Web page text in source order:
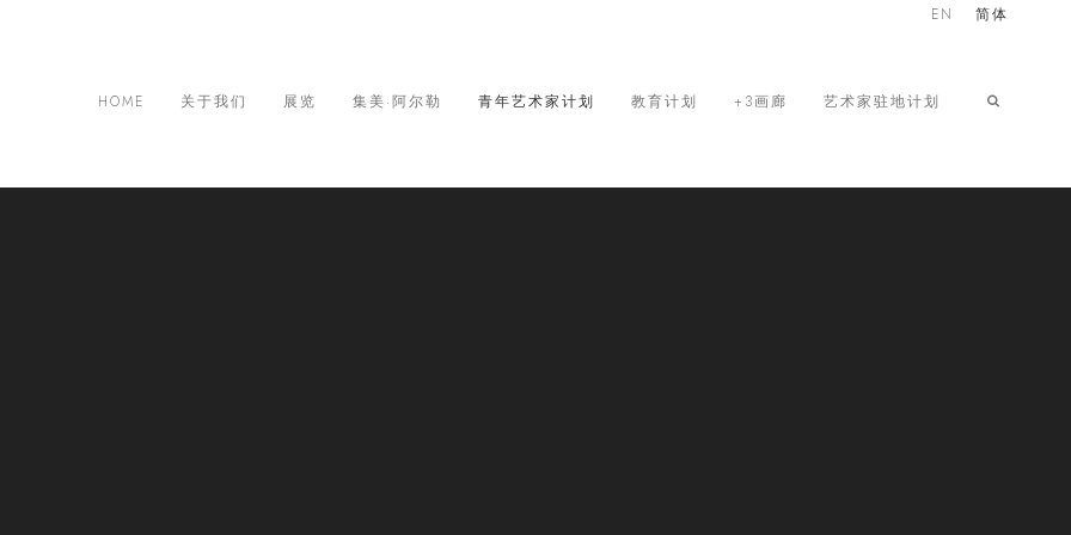
HOME 关于我们 展览 集美·阿尔勒 青年艺术家计划 教育计划 +3画廊 艺术家驻地计划
EN 简体